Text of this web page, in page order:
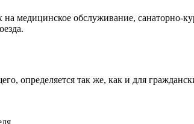
медицинское обслуживание, санаторно-
определяется так же, как и для